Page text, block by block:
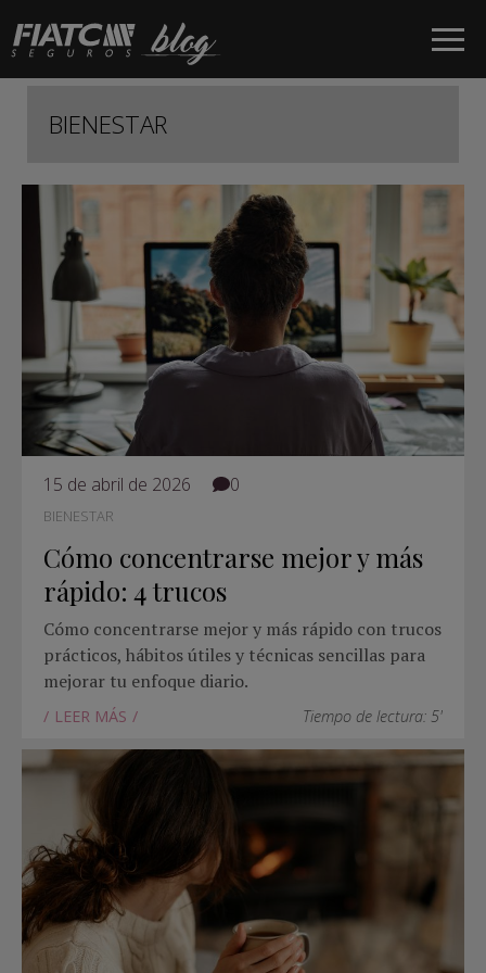
Saltar al contenido principal
BIENESTAR
15 de abril de 2026 0
BIENESTAR
Cómo concentrarse mejor y más
rápido: 4 trucos
Cómo concentrarse mejor y más rápido con trucos
prácticos, hábitos útiles y técnicas sencillas para
mejorar tu enfoque diario.
LEER MÁS Tiempo de lectura: 5'